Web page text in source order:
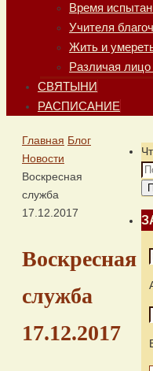
Время
Учителя
Жить и
Различая
СВЯТЫНИ
РАСПИСАНИЕ
Главная Блог
Новости
Воскресная
служба
17.12.2017
Воскресная
служба
17.12.2017